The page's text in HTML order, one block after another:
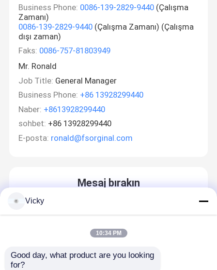
Business Phone: 0086-139-2829-9440 (Çalışma
Zamanı)
0086-139-2829-9440 (Çalışma Zamanı) (Çalışma
dışı zaman)
Faks: 0086-757-81803949
Mr. Ronald
Job Title: General Manager
Business Phone: +86 13928299440
Naber: +8613928299440
sohbet: +86 13928299440
E-posta: ronald@fsorginal.com
Mesaj bırakın
Vicky
10:34 PM
Good day, what product are you looking
for?